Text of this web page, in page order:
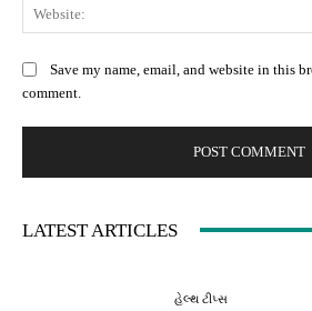
Save my name, email, and website in this
comment.
LATEST ARTICLES
હેલ્થ ટીપ્સ